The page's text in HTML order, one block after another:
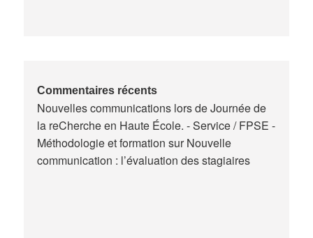
de
stage
en
Belgique
Commentaires récents
Nouvelles communications lors de Journée de
la reCherche en Haute École. - Service / FPSE -
Méthodologie et formation surNouvelle
communication : l’évaluation des stagiaires